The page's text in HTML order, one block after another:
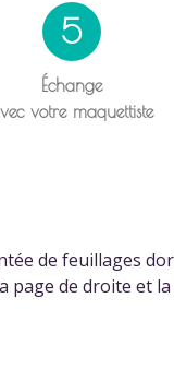
5
Échange
votre maquettiste
de feuillages
page de droite et